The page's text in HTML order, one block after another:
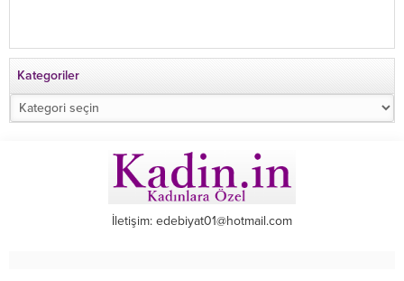
Kategoriler
Kategoriler
İletişim: edebiyat01@hotmail.com